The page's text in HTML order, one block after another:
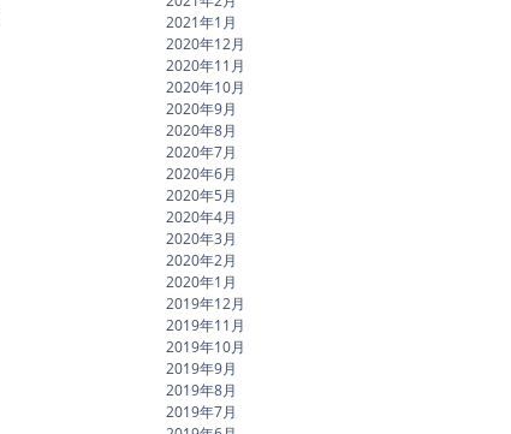
2021年1月
2020年12月
2020年11月
2020年10月
2020年9月
2020年8月
2020年7月
2020年6月
2020年5月
2020年4月
2020年3月
2020年2月
2020年1月
2019年12月
2019年11月
2019年10月
2019年9月
2019年8月
2019年7月